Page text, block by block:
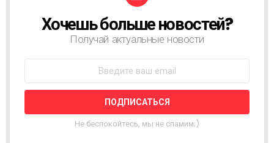
О
Т
Н
Хочешь больше новостей?
Получай актуальные новости
Не беспокойтесь, мы не спамим;)